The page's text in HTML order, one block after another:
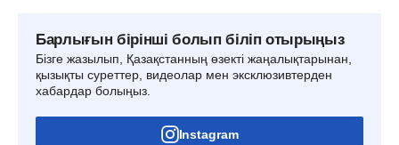
Барлығын бірінші болып біліп отырыңыз
Бізге жазылып, Қазақстанның өзекті жаңалықтарынан,
қызықты суреттер, видеолар мен эксклюзивтерден
хабардар болыңыз.
Instagram